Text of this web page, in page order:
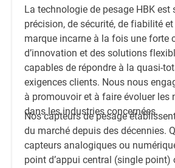
La technologie de pesage HBK est
précision, de sécurité, de fiabilité
marque incarne à la fois une forte
d’innovation et des solutions
capables de répondre à la quasi-
exigences clients. Nous nous
à promouvoir et à faire évoluer les
dans les industries concernées.
Nos capteurs de pesage
du marché depuis des décennies.
capteurs analogiques ou
point d’appui central (single point)